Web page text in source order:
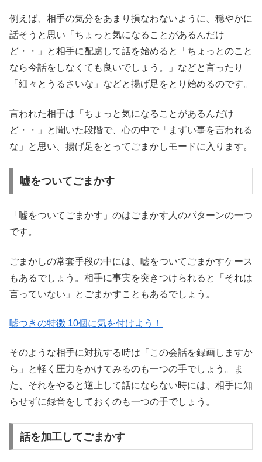
例えば、相手の気分をあまり損なわないように、穏やかに
話そうと思い「ちょっと気になることがあるんだけ
ど・・」と相手に配慮して話を始めると「ちょっとのこと
なら今話をしなくても良いでしょう。」などと言ったり
「細々とうるさいな」などと揚げ足をとり始めるのです。
言われた相手は「ちょっと気になることがあるんだけ
ど・・」と聞いた段階で、心の中で「まずい事を言われる
な」と思い、揚げ足をとってごまかしモードに入ります。
嘘をついてごまかす
「嘘をついてごまかす」のはごまかす人のパターンの一つ
です。
ごまかしの常套手段の中には、嘘をついてごまかすケース
もあるでしょう。相手に事実を突きつけられると「それは
言っていない」とごまかすこともあるでしょう。
嘘つきの特徴 10個に気を付けよう！
そのような相手に対抗する時は「この会話を録画しますか
ら」と軽く圧力をかけてみるのも一つの手でしょう。ま
た、それをやると逆上して話にならない時には、相手に知
らせずに録音をしておくのも一つの手でしょう。
話を加工してごまかす